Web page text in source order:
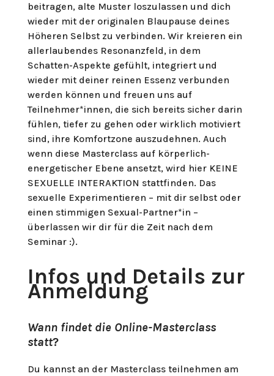
beitragen, alte Muster loszulassen und dich
wieder mit der originalen Blaupause deines
Höheren Selbst zu verbinden. Wir kreieren ein
allerlaubendes Resonanzfeld, in dem
Schatten-Aspekte gefühlt, integriert und
wieder mit deiner reinen Essenz verbunden
werden können und freuen uns auf
Teilnehmer*innen, die sich bereits sicher darin
fühlen, tiefer zu gehen oder wirklich motiviert
sind, ihre Komfortzone auszudehnen. Auch
wenn diese Masterclass auf körperlich-
energetischer Ebene ansetzt, wird hier KEINE
SEXUELLE INTERAKTION stattfinden. Das
sexuelle Experimentieren – mit dir selbst oder
einen stimmigen Sexual-Partner*in –
überlassen wir dir für die Zeit nach dem
Seminar :).
Infos und Details zur
Anmeldung
Wann findet die Online-Masterclass
statt?
Du kannst an der Masterclass teilnehmen am